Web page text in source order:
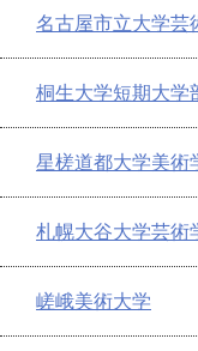
名古屋市立大学芸
桐生大学短期大学
星槎道都大学美術
札幌大谷大学芸術
嵯峨美術大学